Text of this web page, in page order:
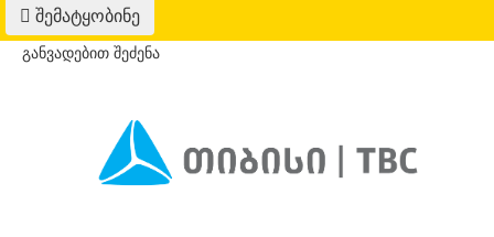
შემატყობინე
განვადებით შეძენა